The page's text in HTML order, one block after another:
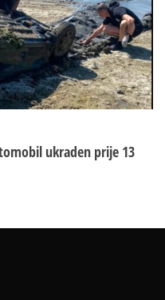
ukraden prije 13